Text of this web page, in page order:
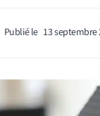
Publié le 13 septembre